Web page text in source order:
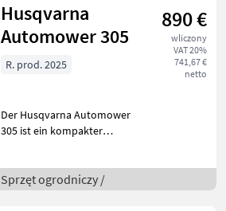
Ihres Rasens zu
Husqvarna
Automower 305
890 €
wliczony
VAT 20%
741,67 €
netto
R. prod. 2025
Der Husqvarna Automower
305 ist ein kompakter
Gärten mit einer Fläche von
bis zu 600 m² eignet und
Sprzęt ogrodniczy /